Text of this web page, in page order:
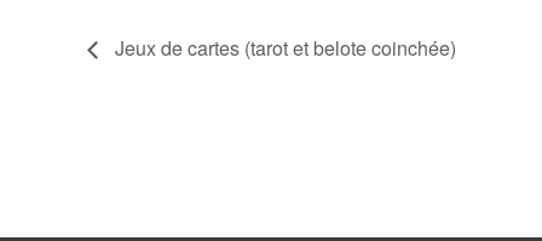
Jeux de cartes (tarot et belote coinchée)